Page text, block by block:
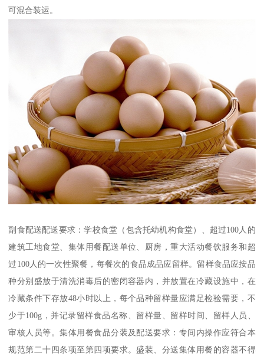
可混合装运。
副食配送配送要求：学校食堂（包含托幼机构食堂）、超过100人的
建筑工地食堂、集体用餐配送单位、厨房，重大活动餐饮服务和超
过100人的一次性聚餐，每餐次的食品成品应留样。留样食品应按品
种分别盛放于清洗消毒后的密闭容器内，并放置在冷藏设施中，在
冷藏条件下存放48小时以上，每个品种留样量应满足检验需要，不
少于100g，并记录留样食品名称、留样量、留样时间、留样人员、
审核人员等。集体用餐食品分装及配送要求：专间内操作应符合本
规范第二十四条项至第四项要求。盛装、分送集体用餐的容器不得